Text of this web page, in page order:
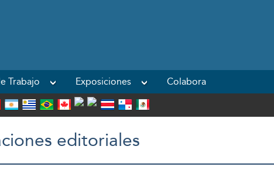
Trabajo Exposiciones Colabora
editoriales